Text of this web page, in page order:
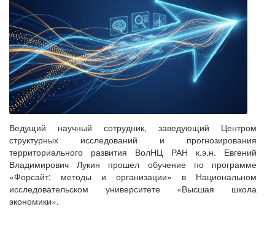
Ведущий научный сотрудник, заведующий Центром
структурных исследований и прогнозирования
территориального развития ВолНЦ РАН к.э.н. Евгений
Владимирович Лукин прошел обучение по программе
«Форсайт: методы и организации» в Национальном
исследовательском университете «Высшая школа
экономики».